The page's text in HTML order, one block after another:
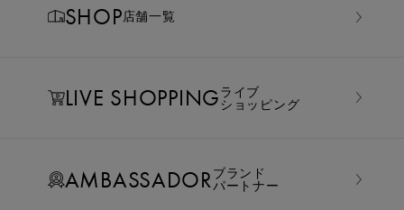
SHOP店舗一覧
LIVE SHOPPINGライブ
ショッピング
AMBASSADORブランド
パートナー